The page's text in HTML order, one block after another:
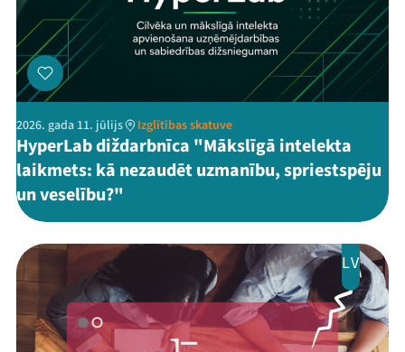
2026. gada 11. jūlijs Izglītības skatuve
HyperLab diždarbnīca "Mākslīgā intelekta
laikmets: kā nezaudēt uzmanību, spriestspēju
un veselību?"
LV